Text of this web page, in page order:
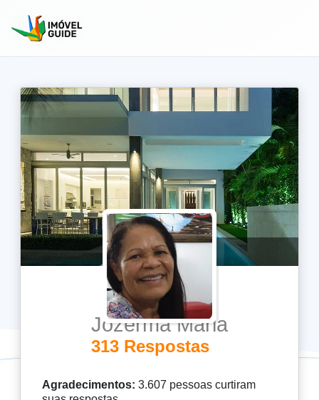
Jozerma Maria
313 Respostas
Agradecimentos: 3.607 pessoas curtiram